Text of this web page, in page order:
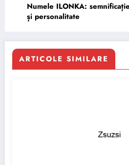
Numele ILONKA:
și personalitate
ARTICOLE SIMILARE